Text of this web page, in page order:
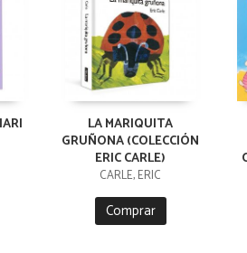
LA MARIQUITA
GRUÑONA (COLECCIÓN
ERIC CARLE)
CARLE, ERIC
Comprar